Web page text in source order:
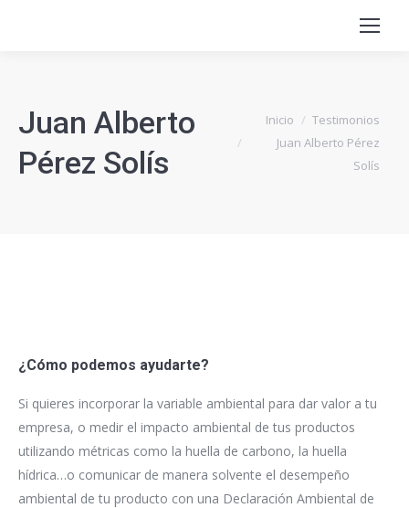
Juan Alberto
Pérez Solís
Estás aquí:
Inicio
Testimonios
Juan Alberto Pérez
Solís
¿Cómo podemos ayudarte?
Si quieres incorporar la variable ambiental para dar valor a tu
empresa, o medir el impacto ambiental de tus productos
utilizando métricas como la huella de carbono, la huella
hídrica…o comunicar de manera solvente el desempeño
ambiental de tu producto con una Declaración Ambiental de